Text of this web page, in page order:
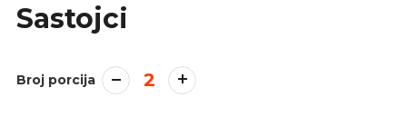
Sastojci
Broj porcija 2